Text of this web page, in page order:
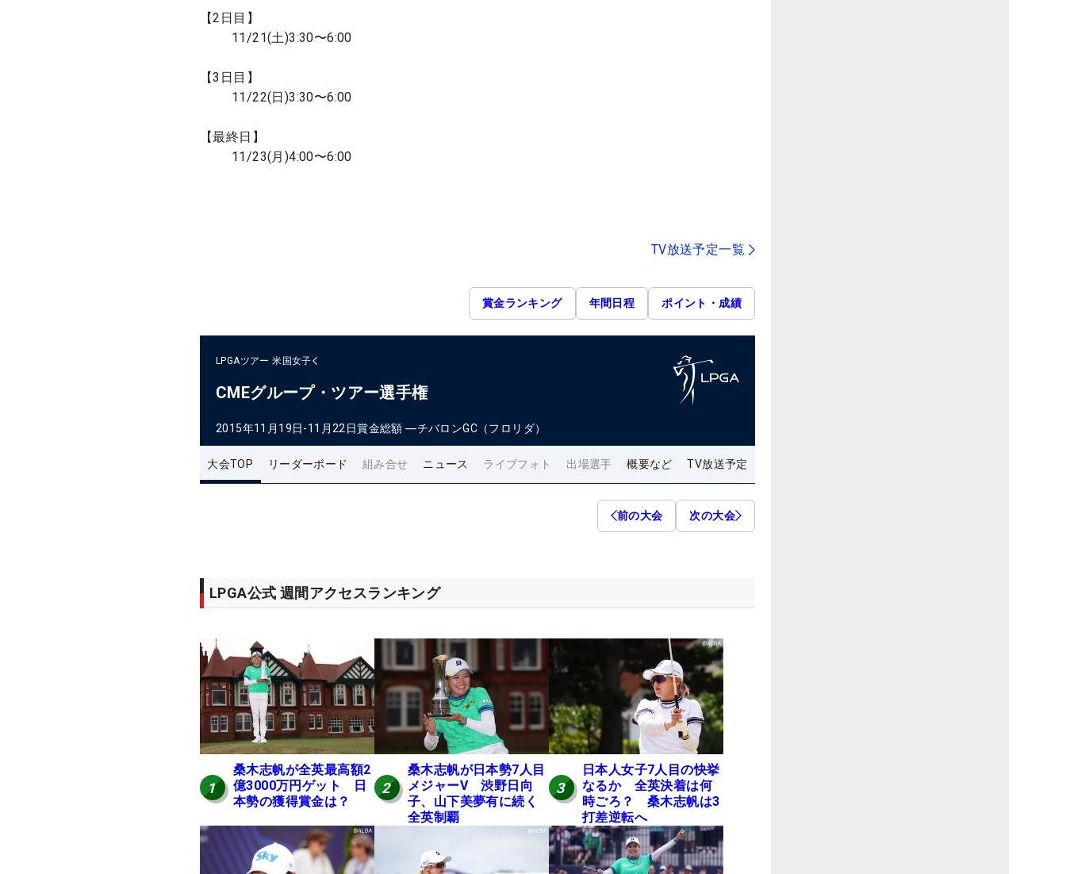
【2日目】
11/21(土)3:30〜6:00
【3日目】
11/22(日)3:30〜6:00
【最終日】
11/23(月)4:00〜6:00
TV放送予定一覧
賞金ランキング 年間日程 ポイント・成績
LPGAツアー 米国女子
CMEグループ・ツアー選手権
2015年11月19日-11月22日賞金総額 ―チバロンGC（フロリダ）
大会TOP リーダーボード 組み合せ ニュース ライブフォト 出場選手 概要など TV放送予定
前の大会 次の大会
LPGA公式 週間アクセスランキング
1
桑木志帆が全英最高額2
億3000万円ゲット 日
本勢の獲得賞金は？
2
桑木志帆が日本勢7人目
メジャーV 渋野日向
子、山下美夢有に続く
全英制覇
3
日本人女子7人目の快挙
なるか 全英決着は何
時ごろ？ 桑木志帆は3
打差逆転へ